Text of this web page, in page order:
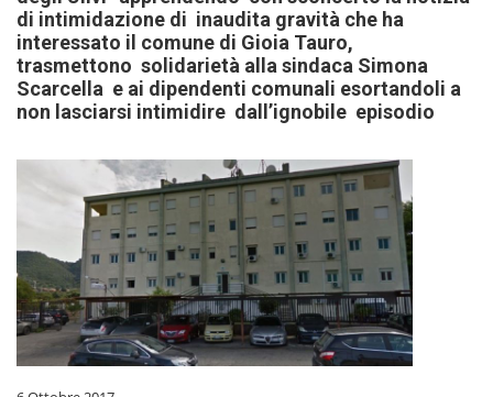
di intimidazione di inaudita gravità che ha
interessato il comune di Gioia Tauro,
trasmettono solidarietà alla sindaca Simona
Scarcella e ai dipendenti comunali esortandoli a
non lasciarsi intimidire dall’ignobile episodio